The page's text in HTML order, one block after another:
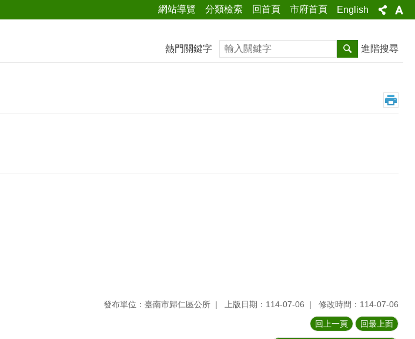
網站導覽 分類檢索 回首頁 市府首頁 English
熱門關鍵字 搜尋 進階搜尋
發布單位：臺南市歸仁區公所 上版日期：114-07-06 修改時間：114-07-06
回上一頁 回最上面